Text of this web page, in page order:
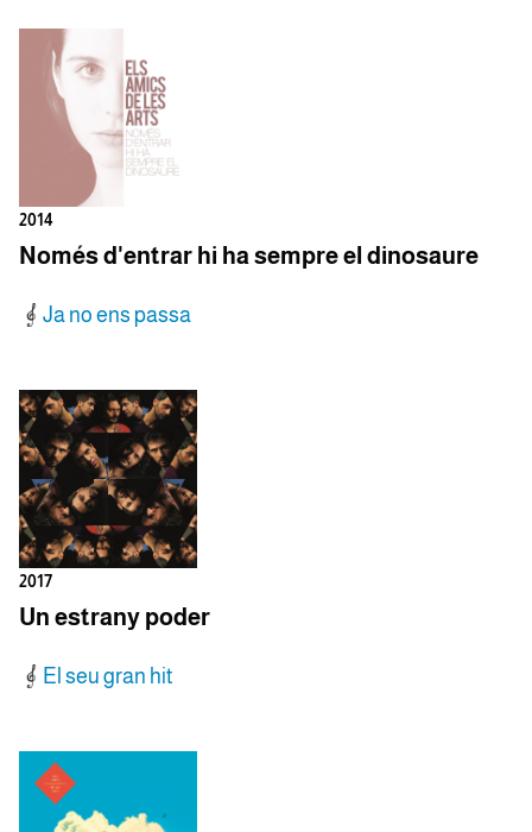
2014
Només d'entrar hi ha sempre el dinosaure
Ja no ens passa
2017
Un estrany poder
El seu gran hit